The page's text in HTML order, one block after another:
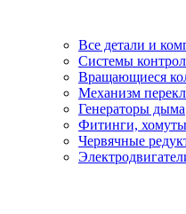
Все детали и
Системы
Вращающиеся
Механизм
Генераторы дыма
Фитинги, хомуты
Червячные